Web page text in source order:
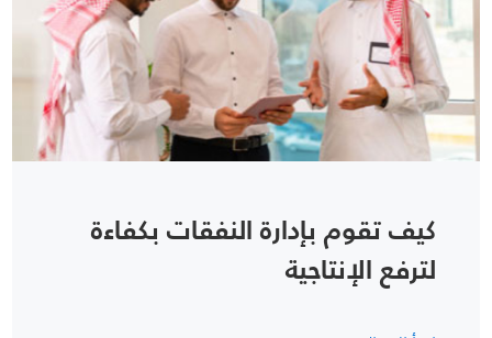
كيف تقوم بإدارة النفقات بكفاءة
لترفع الإنتاجية